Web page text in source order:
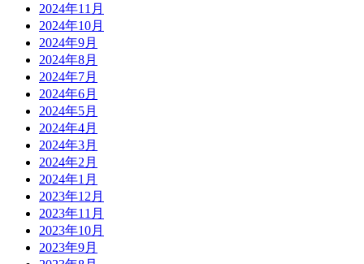
2024年11月
2024年10月
2024年9月
2024年8月
2024年7月
2024年6月
2024年5月
2024年4月
2024年3月
2024年2月
2024年1月
2023年12月
2023年11月
2023年10月
2023年9月